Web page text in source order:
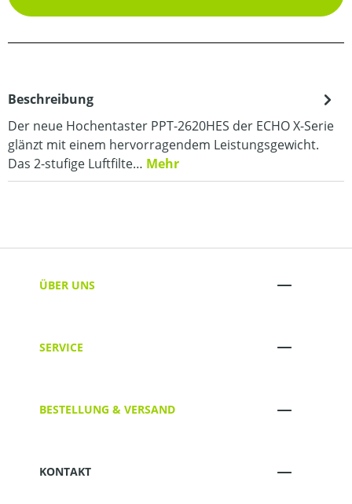
Beschreibung
Der neue Hochentaster PPT-2620HES der ECHO X-Serie
glänzt mit einem hervorragendem Leistungsgewicht.
Das 2-stufige Luftfilte… Mehr
ÜBER UNS
SERVICE
BESTELLUNG & VERSAND
KONTAKT